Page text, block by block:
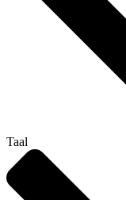
Taal